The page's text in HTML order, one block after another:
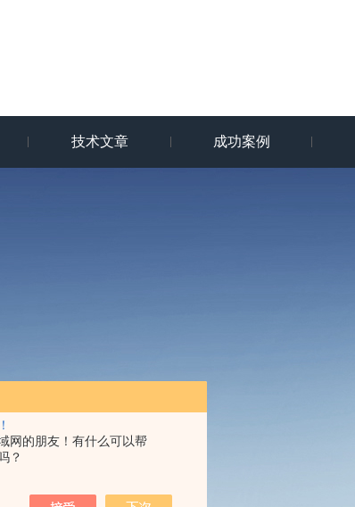
网的朋友！有什么可以帮
？
技术文章 成功案例